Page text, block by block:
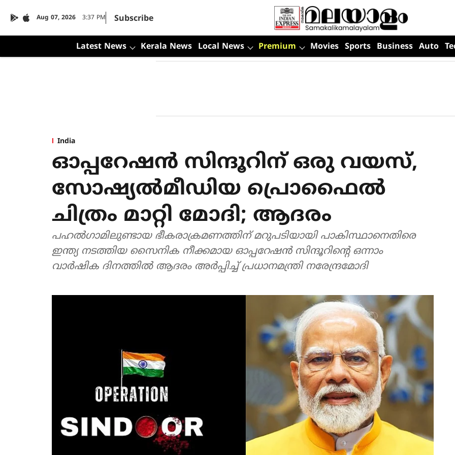
Aug 07, 2026 3:37 PM Subscribe
Latest News Kerala News Local News Premium Movies Sports Business Auto
India
ഓപ്പറേഷന്‍ സിന്ദൂറിന് ഒരു വയസ്,
സോഷ്യല്‍മീഡിയ പ്രൊഫൈല്‍
ചിത്രം മാറ്റി മോദി; ആദരം
പഹല്‍ഗാമിലുണ്ടായ ഭീകരാക്രമണത്തിന് മറുപടിയായി പാകിസ്ഥാനെതിരെ
ഇന്ത്യ നടത്തിയ സൈനിക നീക്കമായ ഓപ്പറേഷന്‍ സിന്ദൂറിന്റെ ഒന്നാം
വാര്‍ഷിക ദിനത്തില്‍ ആദരം അര്‍പ്പിച്ച് പ്രധാനമന്ത്രി നരേന്ദ്രമോദി